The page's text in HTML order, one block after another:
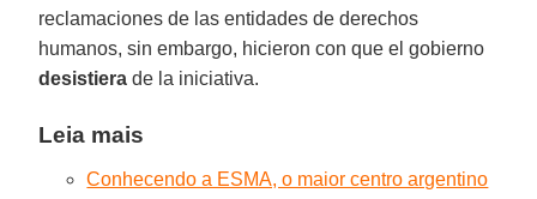
reclamaciones de las entidades de derechos
humanos, sin embargo, hicieron con que el gobierno
desistiera de la iniciativa.
Leia mais
Conhecendo a ESMA, o maior centro argentino